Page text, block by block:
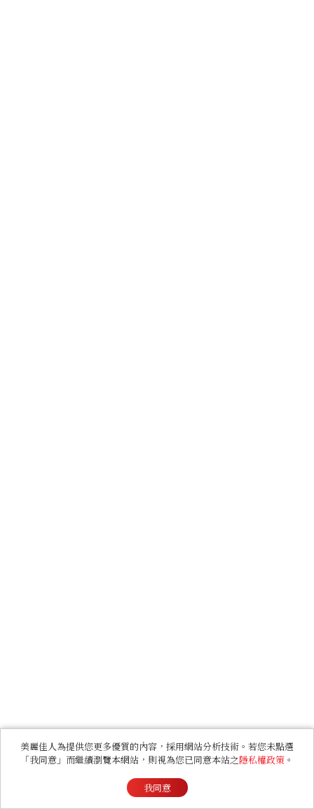
美麗佳人為提供您更多優質的內容，採用網站分析技術。若您未點選
「我同意」而繼續瀏覽本網站，則視為您已同意本站之隱私權政策 。
我同意